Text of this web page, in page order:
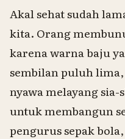
Akal sehat sudah
kita. Orang
karena warna baju
sembilan puluh
nyawa melayang
untuk membangun
pengurus sepak